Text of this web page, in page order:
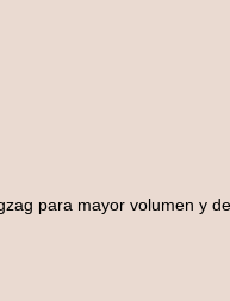
para mayor volumen y